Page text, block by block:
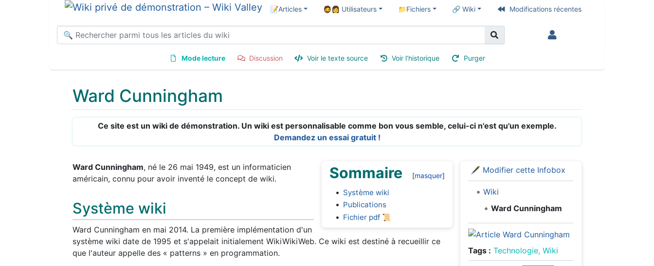
📝Articles 🧔👩 Utilisateurs 📁Fichiers 🔗 Wiki Modifications récentes
Mode lecture Discussion Voir le texte source Voir l’historique Purger
Ward Cunningham
Aller à :navigation,rechercher
Ce site est un wiki de démonstration. Un wiki est personnalisable comme bon vous semble, celui-ci n'est qu'un exemple.
Demandez un essai gratuit !
🖋️ Modifier cette Infobox
Wiki
Ward Cunningham
Tags : Technologie, Wiki
Sommaire
Système wiki
Publications
Fichier pdf 📜
Ward Cunningham, né le 26 mai 1949, est un informaticien
américain, connu pour avoir inventé le concept de wiki.
Système wiki
Ward Cunningham en mai 2014. La première implémentation d'un
système wiki date de 1995 et s'appelait initialement WikiWikiWeb. Ce wiki est destiné à recueillir ce
que l'auteur appelle des « patterns » en programmation.